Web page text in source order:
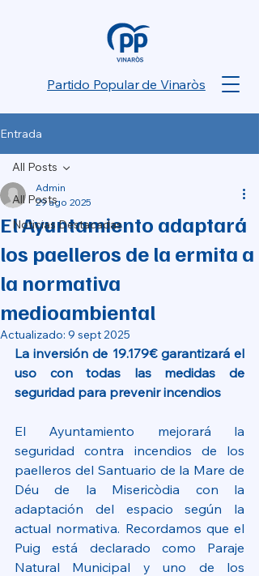
Partido Popular de Vinaròs
Entrada
All Posts
Noticias Destacadas
All Posts
El Ayuntamiento adaptará
los paelleros de la ermita a
la normativa
medioambiental
Admin
29 ago 2025
Actualizado: 9 sept 2025
La inversión de 19.179€ garantizará el
uso con todas las medidas de
seguridad para prevenir incendios
El Ayuntamiento mejorará la
seguridad contra incendios de los
paelleros del Santuario de la Mare de
Déu de la Misericòdia con la
adaptación del espacio según la
actual normativa. Recordamos que el
Puig está declarado como Paraje
Natural Municipal y uno de los